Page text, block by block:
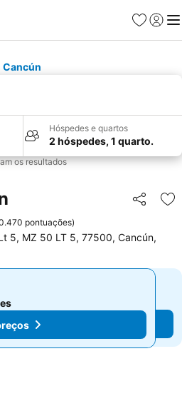
Favoritos
Iniciar
Cancún
Hóspedes e quartos
2 hóspedes, 1 quarto.
os resultados
Partilhar
pontuações)
5, MZ 50 LT 5, 77500, Cancún,
preços